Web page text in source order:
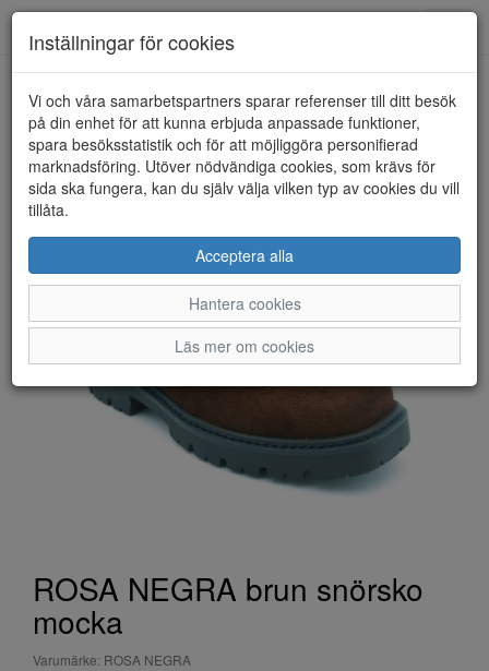
HEM ROSA NEGRA
ROSA NEGRA brun snörsko
mocka
Varumärke: ROSA NEGRA
Inställningar för cookies
Vi och våra samarbetspartners sparar referenser till ditt besök
på din enhet för att kunna erbjuda anpassade funktioner,
spara besöksstatistik och för att möjliggöra personifierad
marknadsföring. Utöver nödvändiga cookies, som krävs för
sida ska fungera, kan du själv välja vilken typ av cookies du vill
tillåta.
Acceptera alla
Hantera cookies
Läs mer om cookies